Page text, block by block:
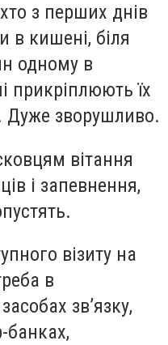
з перших днів
в кишені, біля
одному в
прикріплюють їх
Дуже зворушливо.
вітання
і запевнення,
візиту на
в
зв’язку,
банках,